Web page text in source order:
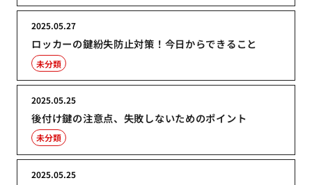
ロッカーの鍵紛失防止対策！今日からできること
2025.05.27
未分類
後付け鍵の注意点、失敗しないためのポイント
2025.05.25
未分類
2025.05.25